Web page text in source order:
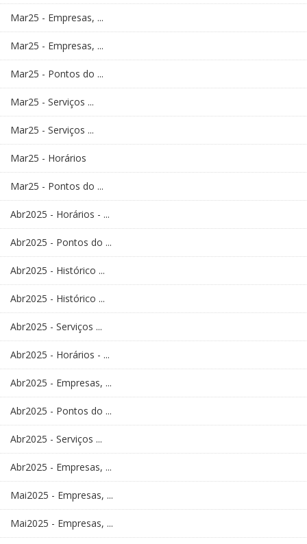
Mar25 - Empresas, ...
Mar25 - Empresas, ...
Mar25 - Pontos do ...
Mar25 - Serviços ...
Mar25 - Serviços ...
Mar25 - Horários
Mar25 - Pontos do ...
Abr2025 - Horários - ...
Abr2025 - Pontos do ...
Abr2025 - Histórico ...
Abr2025 - Histórico ...
Abr2025 - Serviços ...
Abr2025 - Horários - ...
Abr2025 - Empresas, ...
Abr2025 - Pontos do ...
Abr2025 - Serviços ...
Abr2025 - Empresas, ...
Mai2025 - Empresas, ...
Mai2025 - Empresas, ...